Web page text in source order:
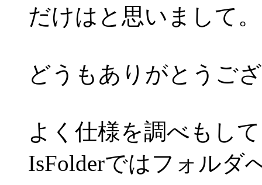
だけはと思いまして。
どうもありがとうご
よく仕様を調べもし
IsFolderではフォルダ